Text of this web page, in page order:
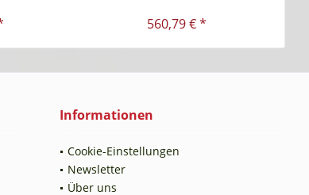
560,79 € *
Informationen
Cookie-Einstellungen
Newsletter
Über uns